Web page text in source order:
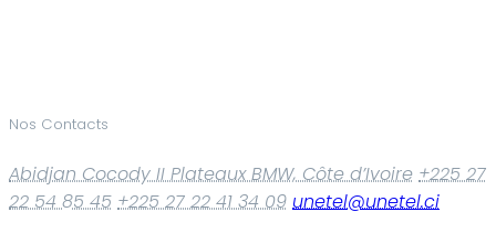
Nos Contacts
Abidjan Cocody II Plateaux BMW, Côte d’Ivoire +225 27
22 54 85 45 +225 27 22 41 34 09 unetel@unetel.ci